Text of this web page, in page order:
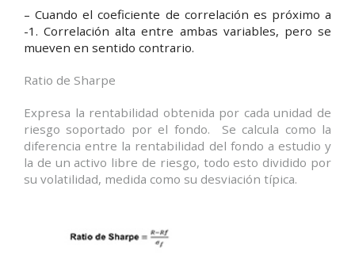
– Cuando el coeficiente de correlación es próximo a
-1. Correlación alta entre ambas variables, pero se
mueven en sentido contrario.
Ratio de Sharpe
Expresa la rentabilidad obtenida por cada unidad de
riesgo soportado por el fondo. Se calcula como la
diferencia entre la rentabilidad del fondo a estudio y
la de un activo libre de riesgo, todo esto dividido por
su volatilidad, medida como su desviación típica.